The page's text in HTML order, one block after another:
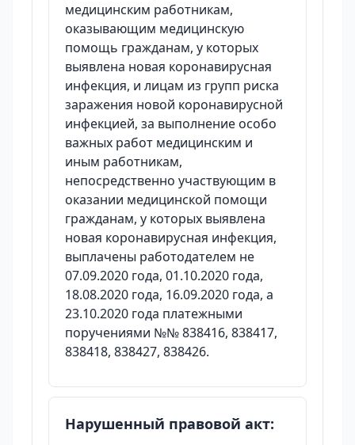
медицинским работникам,
оказывающим медицинскую
помощь гражданам, у которых
выявлена новая коронавирусная
инфекция, и лицам из групп риска
заражения новой коронавирусной
инфекцией, за выполнение особо
важных работ медицинским и
иным работникам,
непосредственно участвующим в
оказании медицинской помощи
гражданам, у которых выявлена
новая коронавирусная инфекция,
выплачены работодателем не
07.09.2020 года, 01.10.2020 года,
18.08.2020 года, 16.09.2020 года, а
23.10.2020 года платежными
поручениями №№ 838416, 838417,
838418, 838427, 838426.
Нарушенный правовой акт: